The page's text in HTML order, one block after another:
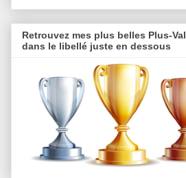
Retrouvez mes plus belles Plus-
dans le libellé juste en dessous